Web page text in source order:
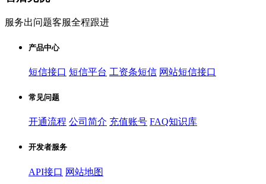
服务出问题客服全程跟进
产品中心
短信接口 短信平台 工资条短信 网站短信接口
常见问题
开通流程 公司简介 充值账号 FAQ知识库
开发者服务
API接口 网站地图